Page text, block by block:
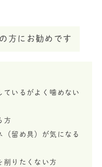
方にお勧めです
ているがよく噛めない
方
（留め具）が気になる
削りたくない方